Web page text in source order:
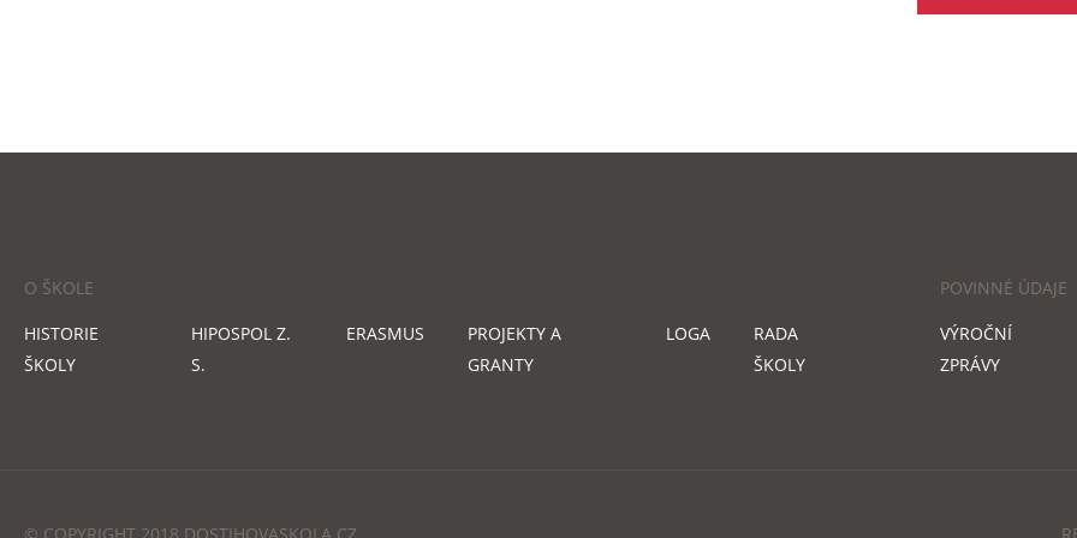
O ŠKOLE
HISTORIE
ŠKOLY
HIPOSPOL Z.
S.
ERASMUS
PROJEKTY A
GRANTY
LOGA
RADA
ŠKOLY
POVINNÉ ÚDAJE
VÝROČNÍ
ZPRÁVY